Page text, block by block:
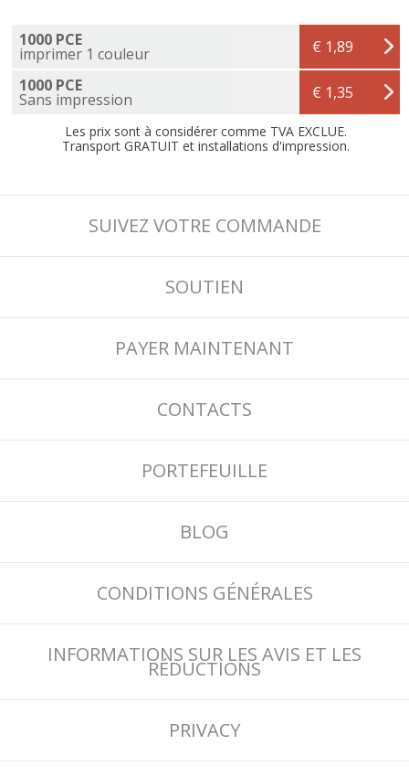
1000 PCE
imprimer 1 couleur
€ 1,89
1000 PCE
Sans impression € 1,35
Les prix sont à considérer comme TVA EXCLUE.
Transport GRATUIT et installations d'impression.
SUIVEZ VOTRE COMMANDE
SOUTIEN
PAYER MAINTENANT
CONTACTS
PORTEFEUILLE
BLOG
CONDITIONS GÉNÉRALES
INFORMATIONS SUR LES AVIS ET LES
RÉDUCTIONS
PRIVACY